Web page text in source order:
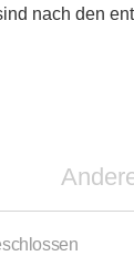
nach den